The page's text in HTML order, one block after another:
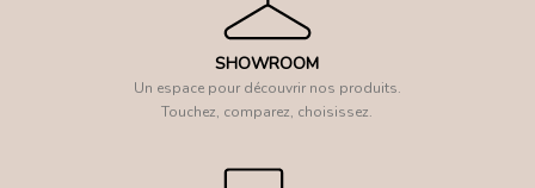
SHOWROOM
Un espace pour découvrir nos produits.
Touchez, comparez, choisissez.